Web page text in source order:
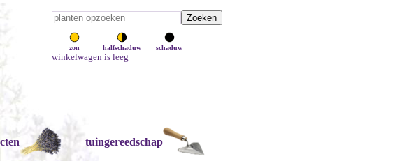
zon halfschaduw schaduw
winkelwagen is leeg
tuingereedschap